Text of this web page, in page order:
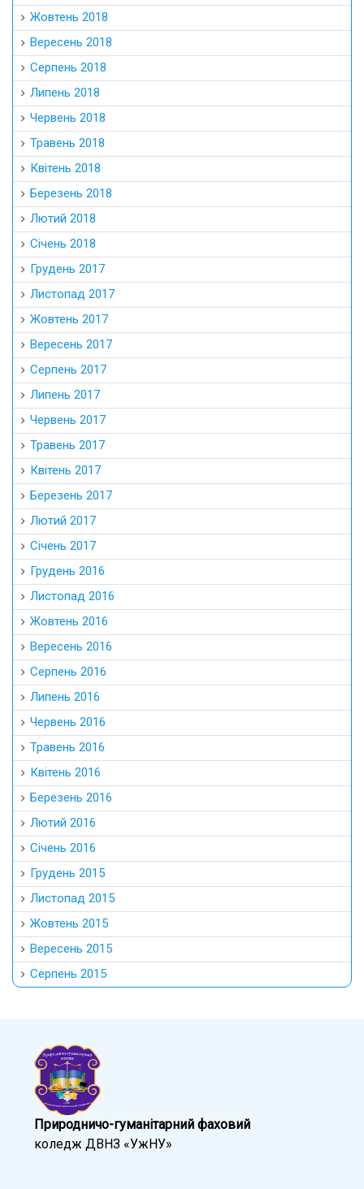
Жовтень 2018
Вересень 2018
Серпень 2018
Липень 2018
Червень 2018
Травень 2018
Квітень 2018
Березень 2018
Лютий 2018
Січень 2018
Грудень 2017
Листопад 2017
Жовтень 2017
Вересень 2017
Серпень 2017
Липень 2017
Червень 2017
Травень 2017
Квітень 2017
Березень 2017
Лютий 2017
Січень 2017
Грудень 2016
Листопад 2016
Жовтень 2016
Вересень 2016
Серпень 2016
Липень 2016
Червень 2016
Травень 2016
Квітень 2016
Березень 2016
Лютий 2016
Січень 2016
Грудень 2015
Листопад 2015
Жовтень 2015
Вересень 2015
Серпень 2015
Природничо-гуманітарний фаховий
коледж ДВНЗ «УжНУ»